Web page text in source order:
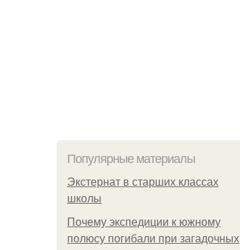
Популярные материалы
Экстернат в старших классах
школы
Почему экспедиции к южному
полюсу погибали при загадочных